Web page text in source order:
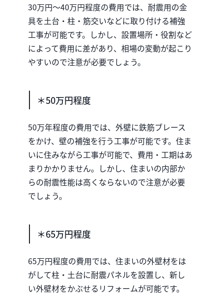
30万円〜40万円程度の費用では、耐震用の金
具を土台・柱・筋交いなどに取り付ける補強
工事が可能です。しかし、設置場所・役割など
によって費用に差があり、相場の変動が起こり
やすいので注意が必要でしょう。
＊50万円程度
50万年程度の費用では、外壁に鉄筋ブレース
をかけ、壁の補強を行う工事が可能です。住ま
いに住みながら工事が可能で、費用・工期はあ
まりかかりません。しかし、住まいの内部か
らの耐震性能は高くならないので注意が必要
でしょう。
＊65万円程度
65万円程度の費用では、住まいの外壁材をは
がして柱・土台に耐震パネルを設置し、新し
い外壁材をかぶせるリフォームが可能です。